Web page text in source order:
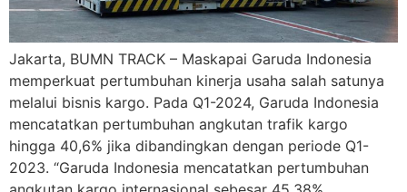
Jakarta, BUMN TRACK – Maskapai Garuda Indonesia
memperkuat pertumbuhan kinerja usaha salah satunya
melalui bisnis kargo. Pada Q1-2024, Garuda Indonesia
mencatatkan pertumbuhan angkutan trafik kargo
hingga 40,6% jika dibandingkan dengan periode Q1-
2023. “Garuda Indonesia mencatatkan pertumbuhan